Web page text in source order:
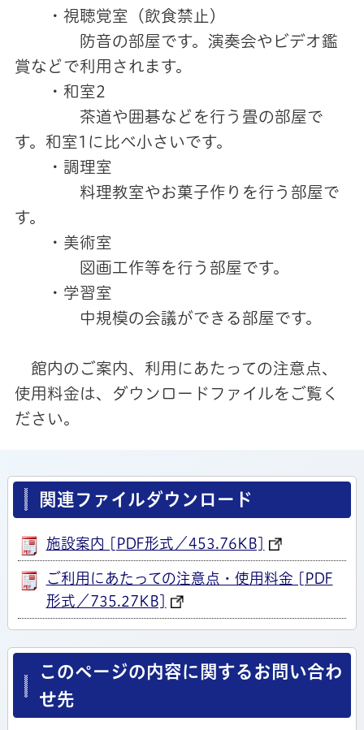
・視聴覚室（飲食禁止）
防音の部屋です。演奏会やビデオ鑑
賞などで利用されます。
・和室2
茶道や囲碁などを行う畳の部屋で
す。和室1に比べ小さいです。
・調理室
料理教室やお菓子作りを行う部屋で
す。
・美術室
図画工作等を行う部屋です。
・学習室
中規模の会議ができる部屋です。
館内のご案内、利用にあたっての注意点、
使用料金は、ダウンロードファイルをご覧く
ださい。
関連ファイルダウンロード
施設案内 [PDF形式／453.76KB]
ご利用にあたっての注意点・使用料金 [PDF
形式／735.27KB]
このページの内容に関するお問い合わ
せ先